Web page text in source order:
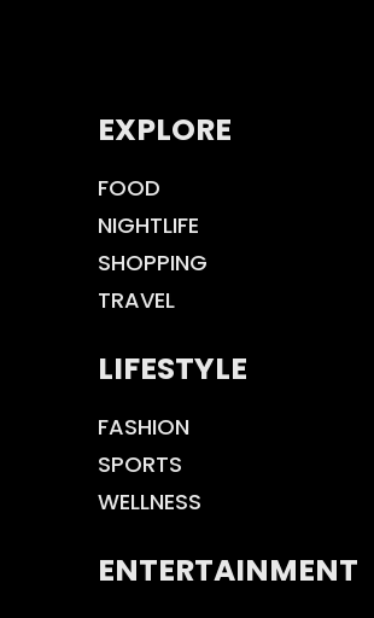
EXPLORE
FOOD
NIGHTLIFE
SHOPPING
TRAVEL
LIFESTYLE
FASHION
SPORTS
WELLNESS
ENTERTAINMENT